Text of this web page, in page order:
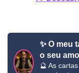
✨ O meu
o seu
🔮 As